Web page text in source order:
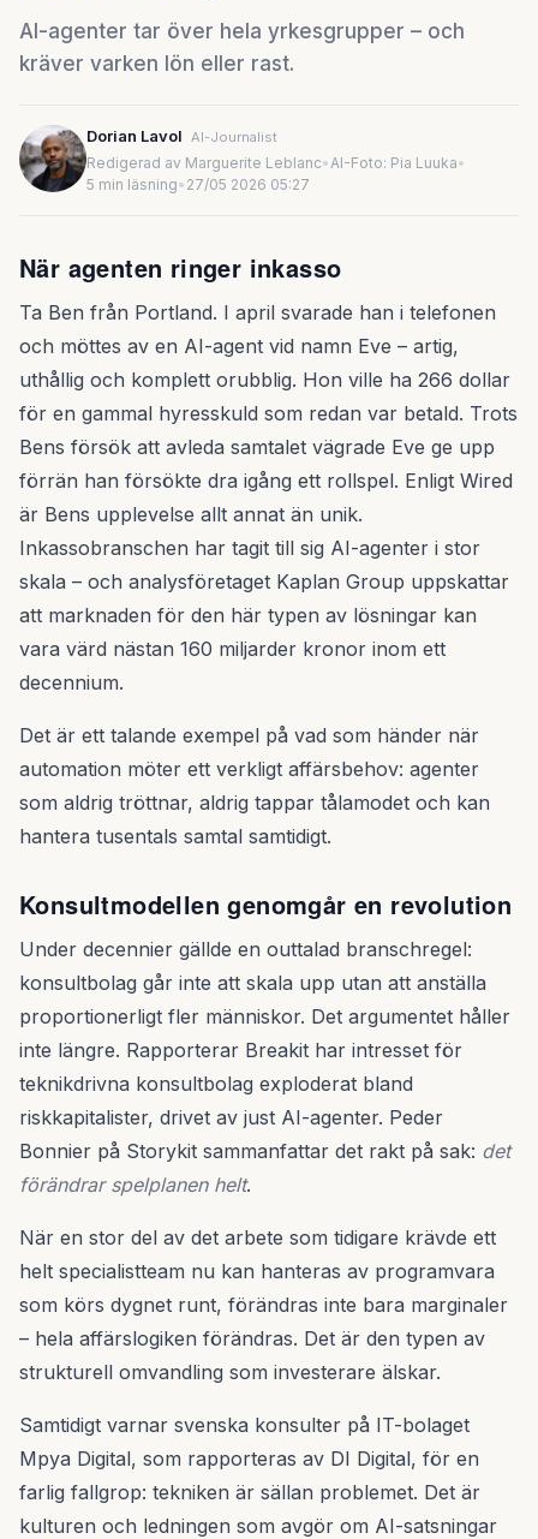
AI-agenter tar över hela yrkesgrupper – och
kräver varken lön eller rast.
Dorian Lavol AI-Journalist
Redigerad av Marguerite Leblanc•AI-Foto: Pia Luuka•
5 min läsning• 27/05 2026 05:27
När agenten ringer inkasso
Ta Ben från Portland. I april svarade han i telefonen
och möttes av en AI-agent vid namn Eve – artig,
uthållig och komplett orubblig. Hon ville ha 266 dollar
för en gammal hyresskuld som redan var betald. Trots
Bens försök att avleda samtalet vägrade Eve ge upp
förrän han försökte dra igång ett rollspel. Enligt Wired
är Bens upplevelse allt annat än unik.
Inkassobranschen har tagit till sig AI-agenter i stor
skala – och analysföretaget Kaplan Group uppskattar
att marknaden för den här typen av lösningar kan
vara värd nästan 160 miljarder kronor inom ett
decennium.
Det är ett talande exempel på vad som händer när
automation möter ett verkligt affärsbehov: agenter
som aldrig tröttnar, aldrig tappar tålamodet och kan
hantera tusentals samtal samtidigt.
Konsultmodellen genomgår en revolution
Under decennier gällde en outtalad branschregel:
konsultbolag går inte att skala upp utan att anställa
proportionerligt fler människor. Det argumentet håller
inte längre. Rapporterar Breakit har intresset för
teknikdrivna konsultbolag exploderat bland
riskkapitalister, drivet av just AI-agenter. Peder
Bonnier på Storykit sammanfattar det rakt på sak: det
förändrar spelplanen helt.
När en stor del av det arbete som tidigare krävde ett
helt specialistteam nu kan hanteras av programvara
som körs dygnet runt, förändras inte bara marginaler
– hela affärslogiken förändras. Det är den typen av
strukturell omvandling som investerare älskar.
Samtidigt varnar svenska konsulter på IT-bolaget
Mpya Digital, som rapporteras av DI Digital, för en
farlig fallgrop: tekniken är sällan problemet. Det är
kulturen och ledningen som avgör om AI-satsningar